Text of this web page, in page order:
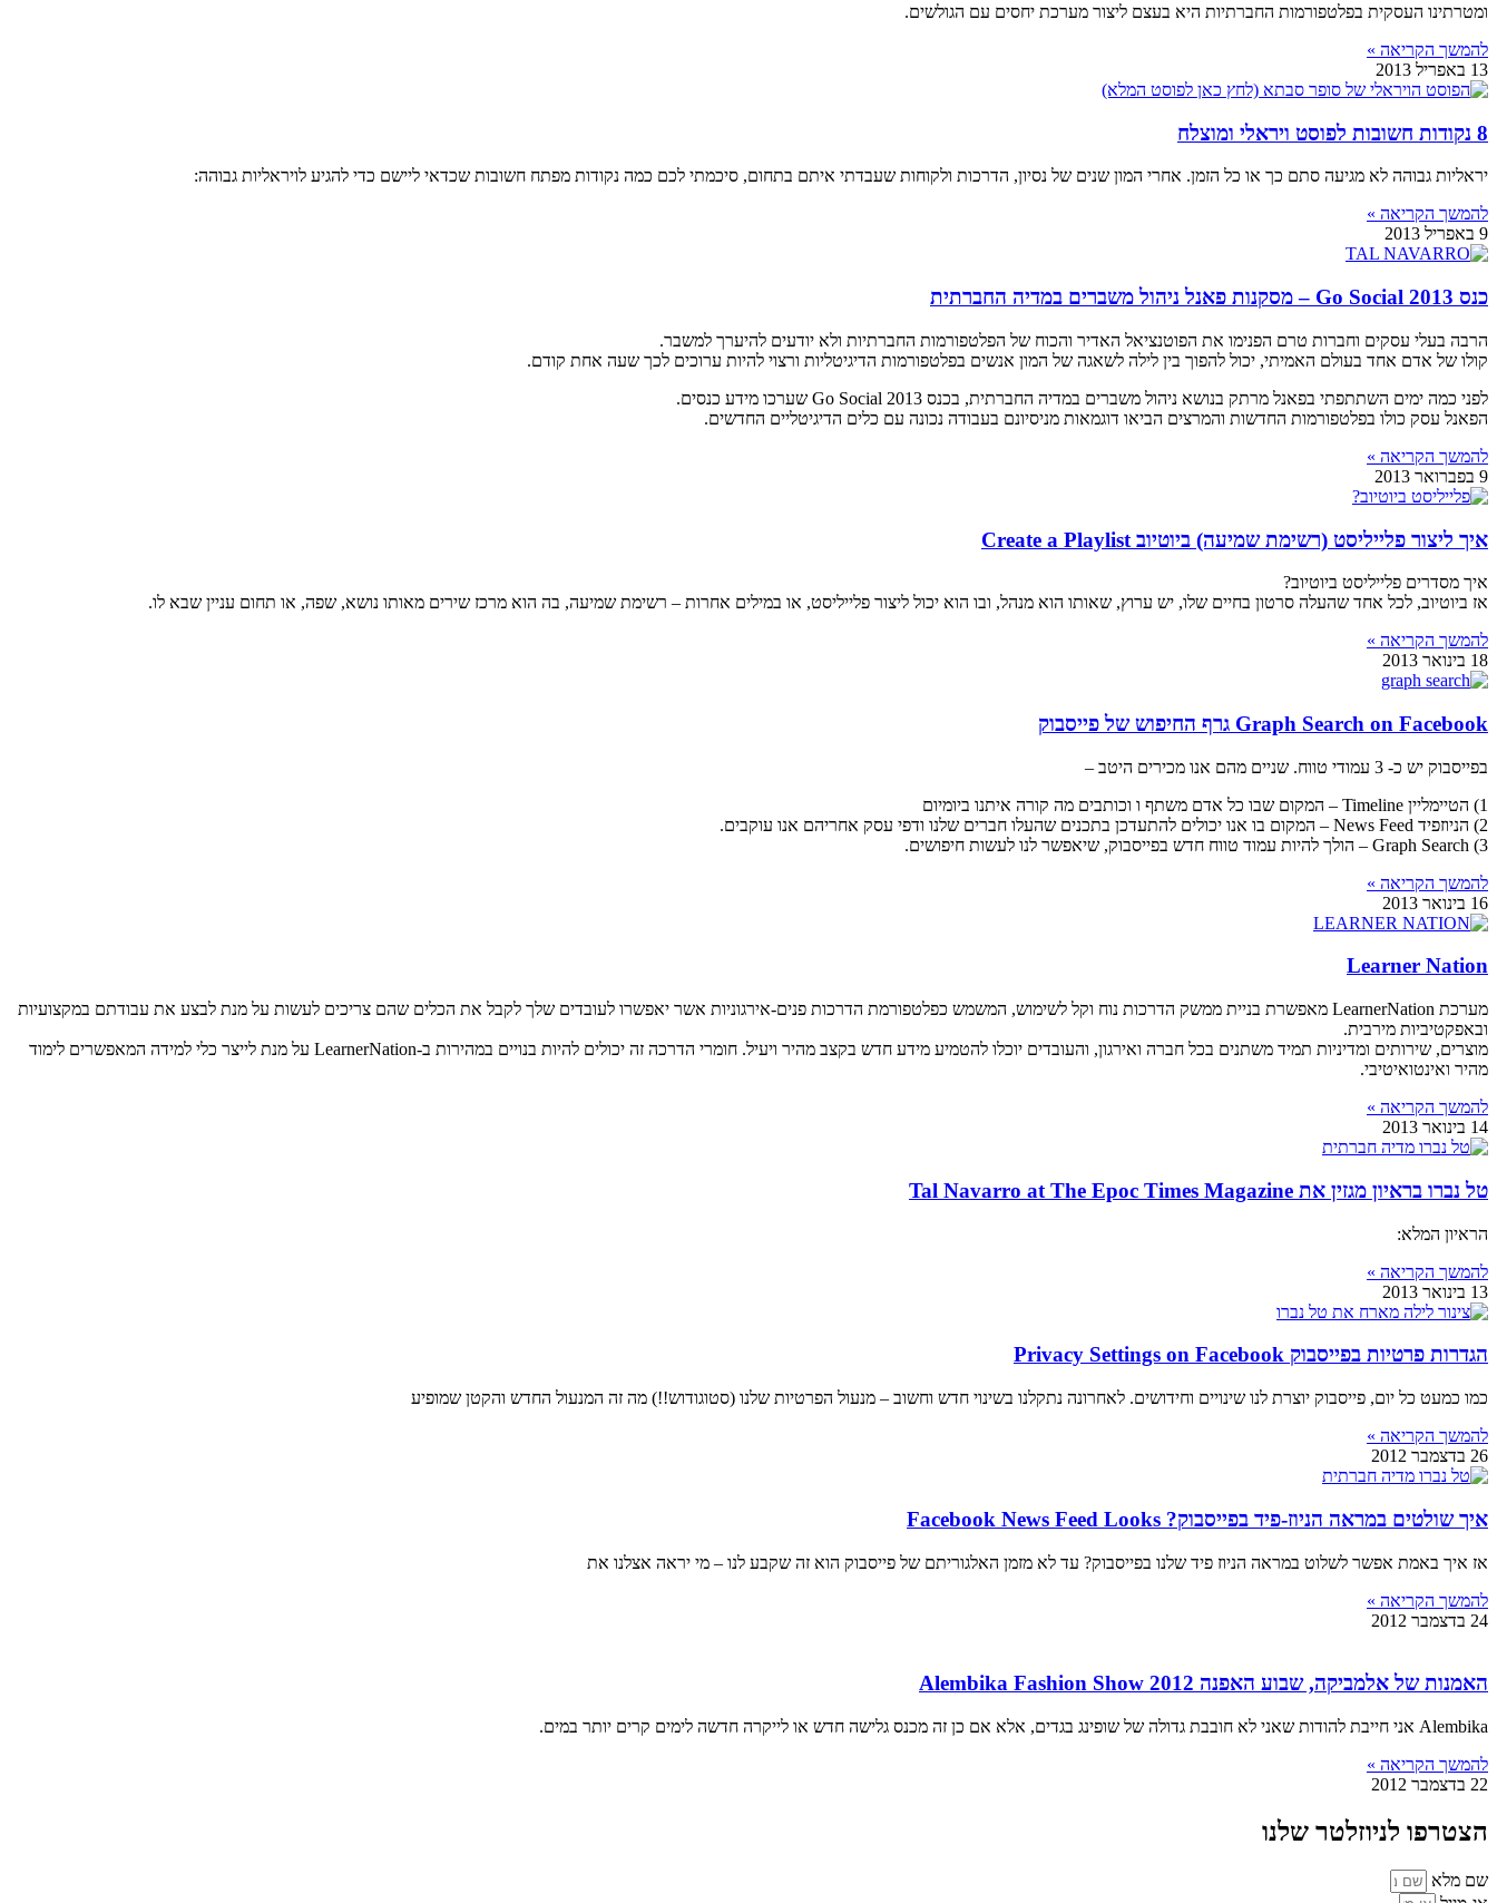
ומטרתינו העסקית בפלטפורמות החברתיות היא בעצם ליצור מערכת יחסים עם הגולשים.
להמשך הקריאה »
13 באפריל 2013
8 נקודות חשובות לפוסט ויראלי ומוצלח
יראליות גבוהה לא מגיעה סתם כך או כל הזמן. אחרי המון שנים של נסיון, הדרכות ולקוחות שעבדתי איתם בתחום, סיכמתי לכם כמה נקודות מפתח חשובות שכדאי ליישם כדי להגיע לויראליות גבוהה:
להמשך הקריאה »
9 באפריל 2013
כנס Go Social 2013 – מסקנות פאנל ניהול משברים במדיה החברתית
הרבה בעלי עסקים וחברות טרם הפנימו את הפוטנציאל האדיר והכוח של הפלטפורמות החברתיות ולא יודעים להיערך למשבר.
קולו של אדם אחד בעולם האמיתי, יכול להפוך בין לילה לשאגה של המון אנשים בפלטפורמות הדיגיטליות ורצוי להיות ערוכים לכך שעה אחת קודם.
לפני כמה ימים השתתפתי בפאנל מרתק בנושא ניהול משברים במדיה החברתית, בכנס Go Social 2013 שערכו מידע כנסים.
הפאנל עסק כולו בפלטפורמות החדשות והמרצים הביאו דוגמאות מניסיונם בעבודה נכונה עם כלים הדיגיטליים החדשים.
להמשך הקריאה »
9 בפברואר 2013
איך ליצור פלייליסט (רשימת שמיעה) ביוטיוב Create a Playlist
איך מסדרים פלייליסט ביוטיוב?
אז ביוטיוב, לכל אחד שהעלה סרטון בחיים שלו, יש ערוץ, שאותו הוא מנהל, ובו הוא יכול ליצור פלייליסט, או במילים אחרות – רשימת שמיעה, בה הוא מרכז שירים מאותו נושא, שפה, או תחום עניין שבא לו.
להמשך הקריאה »
18 בינואר 2013
Graph Search on Facebook גרף החיפוש של פייסבוק
בפייסבוק יש כ- 3 עמודי טווח. שניים מהם אנו מכירים היטב –
1) הטיימליין Timeline – המקום שבו כל אדם משתף ו וכותבים מה קורה איתנו ביומיום
2) הניוזפיד News Feed – המקום בו אנו יכולים להתעדכן בתכנים שהעלו חברים שלנו ודפי עסק אחריהם אנו עוקבים.
3) Graph Search – הולך להיות עמוד טווח חדש בפייסבוק, שיאפשר לנו לעשות חיפושים.
להמשך הקריאה »
16 בינואר 2013
Learner Nation
מערכת LearnerNation מאפשרת בניית ממשק הדרכות נוח וקל לשימוש, המשמש כפלטפורמת הדרכות פנים-אירגוניות אשר יאפשרו לעובדים שלך לקבל את הכלים שהם צריכים לעשות על מנת לבצע את עבודתם במקצועיות
ובאפקטיביות מירבית.
מוצרים, שירותים ומדיניות תמיד משתנים בכל חברה ואירגון, והעובדים יוכלו להטמיע מידע חדש בקצב מהיר ויעיל. חומרי הדרכה זה יכולים להיות בנויים במהירות ב-LearnerNation על מנת לייצר כלי למידה המאפשרים לימוד
מהיר ואינטואיטיבי.
להמשך הקריאה »
14 בינואר 2013
טל נברו בראיון מגזין את Tal Navarro at The Epoc Times Magazine
הראיון המלא:
להמשך הקריאה »
13 בינואר 2013
הגדרות פרטיות בפייסבוק Privacy Settings on Facebook
כמו כמעט כל יום, פייסבוק יוצרת לנו שינויים וחידושים. לאחרונה נתקלנו בשינוי חדש וחשוב – מנעול הפרטיות שלנו (סטוגודוש!!) מה זה המנעול החדש והקטן שמופיע
להמשך הקריאה »
26 בדצמבר 2012
איך שולטים במראה הניוז-פיד בפייסבוק? Facebook News Feed Looks
אז איך באמת אפשר לשלוט במראה הניוז פיד שלנו בפייסבוק? עד לא מזמן האלגוריתם של פייסבוק הוא זה שקבע לנו – מי יראה אצלנו את
להמשך הקריאה »
24 בדצמבר 2012
האמנות של אלמביקה, שבוע האפנה 2012 Alembika Fashion Show
Alembika אני חייבת להודות שאני לא חובבת גדולה של שופינג בגדים, אלא אם כן זה מכנס גלישה חדש או לייקרה חדשה לימים קרים יותר במים.
להמשך הקריאה »
22 בדצמבר 2012
הצטרפו לניוזלטר שלנו
שם מלא